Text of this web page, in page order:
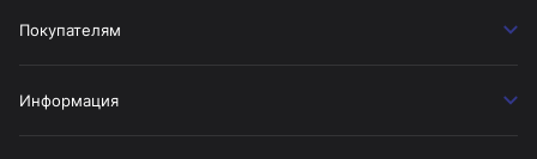
Покупателям
Информация